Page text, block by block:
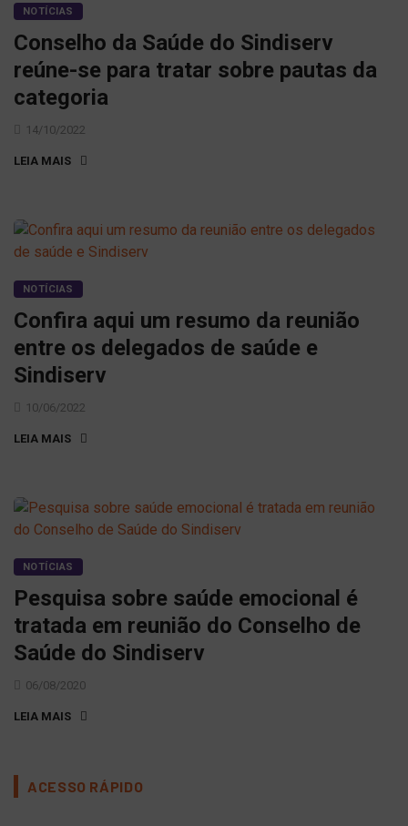
NOTÍCIAS
Conselho da Saúde do Sindiserv
reúne-se para tratar sobre pautas da
categoria
14/10/2022
LEIA MAIS
NOTÍCIAS
Confira aqui um resumo da reunião
entre os delegados de saúde e
Sindiserv
10/06/2022
LEIA MAIS
NOTÍCIAS
Pesquisa sobre saúde emocional é
tratada em reunião do Conselho de
Saúde do Sindiserv
06/08/2020
LEIA MAIS
ACESSO RÁPIDO